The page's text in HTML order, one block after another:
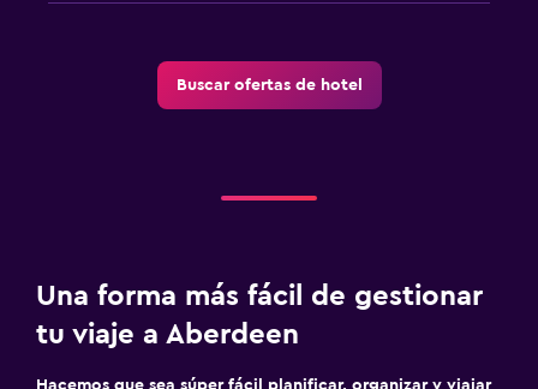
Buscar ofertas de hotel
Una forma más fácil de gestionar
tu viaje a Aberdeen
Hacemos que sea súper fácil planificar, organizar y viajar